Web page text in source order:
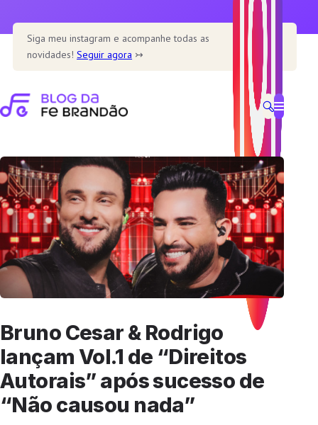
para
Siga meu instagram e acompanhe todas as
novidades!Seguir agora ↣
Bruno Cesar & Rodrigo
lançam Vol.1 de “Direitos
Autorais” após sucesso de
“Não causou nada”